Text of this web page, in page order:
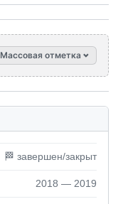
Массовая отметка
🏁 завершен/закрыт
2018 — 2019